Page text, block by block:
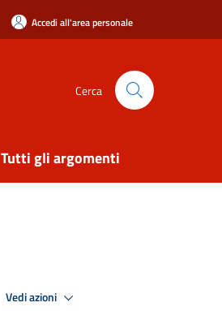
Accedi all'area personale
Cerca
Tutti gli argomenti
Vedi azioni